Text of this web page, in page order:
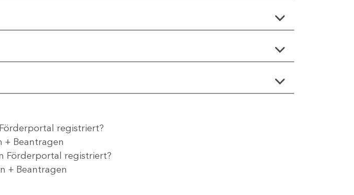
registriert?
+ Beantragen
Förderportal registriert?
+ Beantragen